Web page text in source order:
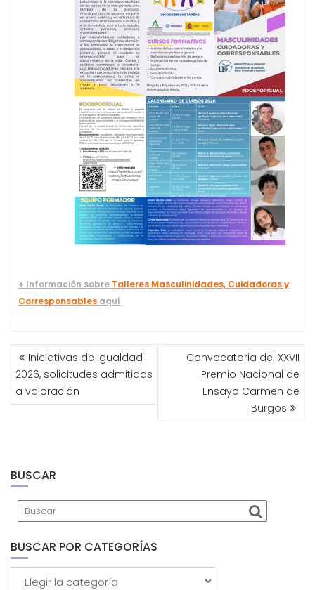
+ Información sobre Talleres Masculinidades, Cuidadoras y
Corresponsables aquí
NAVEGACIÓN
DE
ENTRADAS
Iniciativas de Igualdad
2026, solicitudes admitidas
a valoración
Convocatoria del XXVII
Premio Nacional de
Ensayo Carmen de
Burgos
BUSCAR
BUSCAR POR CATEGORÍAS